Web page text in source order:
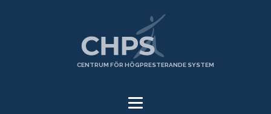
CENTRUM FÖR HÖGPRESTERANDE SYSTEM